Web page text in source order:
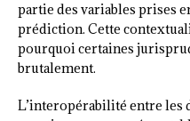
partie des variables prises
prédiction. Cette
pourquoi certaines
brutalement.
L’interopérabilité entre